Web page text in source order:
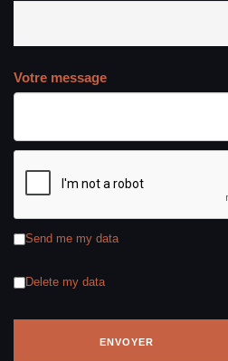
Votre message
Send me my data
Delete my data